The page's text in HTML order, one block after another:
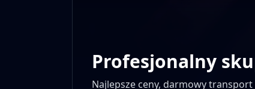
Profesjonalny
Najlepsze ceny, darmowy transport